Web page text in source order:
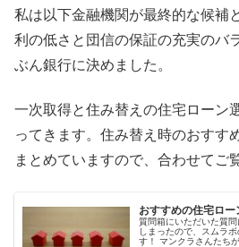
私は以下金融機関が最終的な候補
利の低さと団信の保証の充実のバ
ぶん銀行に決めました。
一次取得と住み替えの住宅ローン
ってきます。住み替え時のおすす
まとめていますので、合わせてご
おすすめの住宅ロ
質問箱にいただいた質
しまったので、スムラ
す！ マンクラさんたち